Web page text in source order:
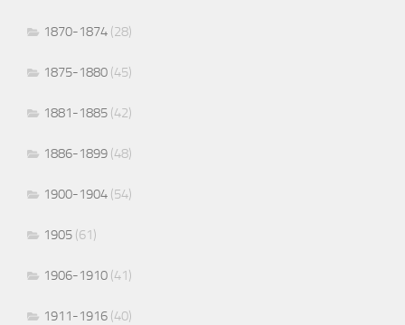
1870-1874 (28)
1875-1880 (45)
1881-1885 (42)
1886-1899 (48)
1900-1904 (54)
1905 (61)
1906-1910 (41)
1911-1916 (40)